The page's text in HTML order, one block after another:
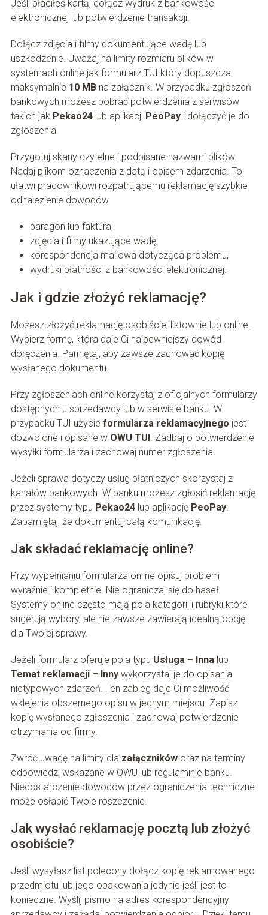
Jeśli płaciłeś kartą, dołącz wydruk z bankowości
elektronicznej lub potwierdzenie transakcji.
Dołącz zdjęcia i filmy dokumentujące wadę lub
uszkodzenie. Uważaj na limity rozmiaru plików w
systemach online jak formularz TUI który dopuszcza
maksymalnie 10 MBna załącznik. W przypadku zgłoszeń
bankowych możesz pobrać potwierdzenia z serwisów
takich jak Pekao24lub aplikacji PeoPayi dołączyć je do
zgłoszenia.
Przygotuj skany czytelne i podpisane nazwami plików.
Nadaj plikom oznaczenia z datą i opisem zdarzenia. To
ułatwi pracownikowi rozpatrującemu reklamację szybkie
odnalezienie dowodów.
paragon lub faktura,
zdjęcia i filmy ukazujące wadę,
korespondencja mailowa dotycząca problemu,
wydruki płatności z bankowości elektronicznej.
Jak i gdzie złożyć reklamację?
Możesz złożyć reklamację osobiście, listownie lub online.
Wybierz formę, która daje Ci najpewniejszy dowód
doręczenia. Pamiętaj, aby zawsze zachować kopię
wysłanego dokumentu.
Przy zgłoszeniach online korzystaj z oficjalnych formularzy
dostępnych u sprzedawcy lub w serwisie banku. W
przypadku TUI użycie formularza reklamacyjnego jest
dozwolone i opisane w OWU TUI. Zadbaj o potwierdzenie
wysyłki formularza i zachowaj numer zgłoszenia.
Jeżeli sprawa dotyczy usług płatniczych skorzystaj z
kanałów bankowych. W banku możesz zgłosić reklamację
przez systemy typu Pekao24lub aplikację PeoPay.
Zapamiętaj, że dokumentuj całą komunikację.
Jak składać reklamację online?
Przy wypełnianiu formularza online opisuj problem
wyraźnie i kompletnie. Nie ograniczaj się do haseł.
Systemy online często mają pola kategorii i rubryki które
sugerują wybory, ale nie zawsze zawierają idealną opcję
dla Twojej sprawy.
Jeżeli formularz oferuje pola typu Usługa – Innalub
Temat reklamacji – Innywykorzystaj je do opisania
nietypowych zdarzeń. Ten zabieg daje Ci możliwość
wklejenia obszernego opisu w jednym miejscu. Zapisz
kopię wysłanego zgłoszenia i zachowaj potwierdzenie
otrzymania od firmy.
Zwróć uwagę na limity dla załącznikóworaz na terminy
odpowiedzi wskazane w OWU lub regulaminie banku.
Niedostarczenie dowodów przez ograniczenia techniczne
może osłabić Twoje roszczenie.
Jak wysłać reklamację pocztą lub złożyć
osobiście?
Jeśli wysyłasz list polecony dołącz kopię reklamowanego
przedmiotu lub jego opakowania jedynie jeśli jest to
konieczne. Wyślij pismo na adres korespondencyjny